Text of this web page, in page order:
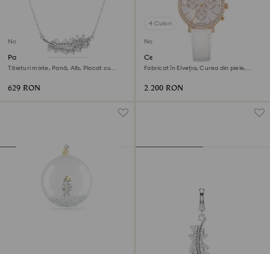
Nou
Pandantiv Vienna
Tăieturi mixte, Pană, Alb, Placat cu
629 RON
4 Culori
Nou
Ceas Matrix tennis chrono
Fabricat în Elveția, Curea din piele,
2.200 RON